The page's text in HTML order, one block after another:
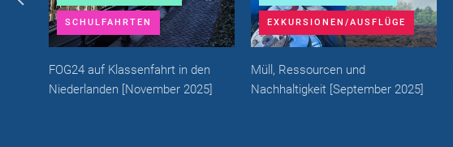
SCHULFAHRTEN
FOG24 auf Klassenfahrt in den
Niederlanden [November 2025]
EXKURSIONEN/AUSFLÜGE
Müll, Ressourcen und
Nachhaltigkeit [September 2025]